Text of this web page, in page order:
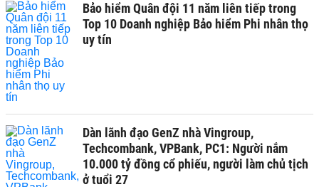
Bảo hiểm Quân đội 11 năm liên tiếp trong
Top 10 Doanh nghiệp Bảo hiểm Phi nhân thọ
uy tín
Dàn lãnh đạo GenZ nhà Vingroup,
Techcombank, VPBank, PC1: Người nắm
10.000 tỷ đồng cổ phiếu, người làm chủ tịch
ở tuổi 27